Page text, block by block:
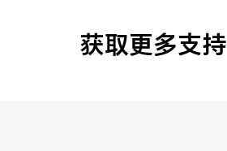
获取更多支持